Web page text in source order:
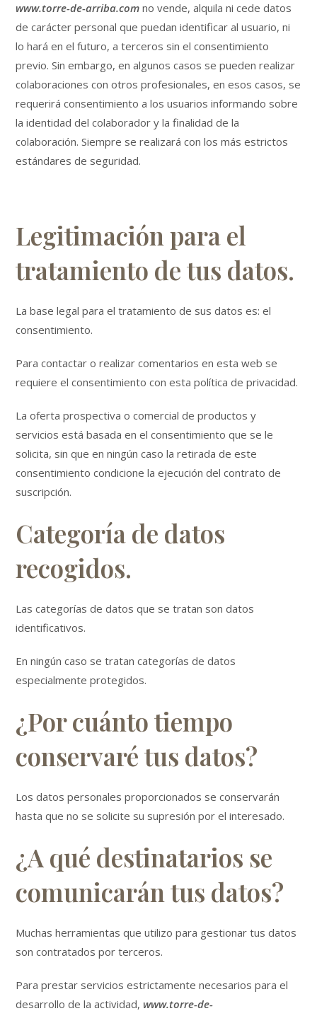
www.torre-de-arriba.com no vende, alquila ni cede datos
de carácter personal que puedan identificar al usuario, ni
lo hará en el futuro, a terceros sin el consentimiento
previo. Sin embargo, en algunos casos se pueden realizar
colaboraciones con otros profesionales, en esos casos, se
requerirá consentimiento a los usuarios informando sobre
la identidad del colaborador y la finalidad de la
colaboración. Siempre se realizará con los más estrictos
estándares de seguridad.
Legitimación para el
tratamiento de tus datos.
La base legal para el tratamiento de sus datos es: el
consentimiento.
Para contactar o realizar comentarios en esta web se
requiere el consentimiento con esta política de privacidad.
La oferta prospectiva o comercial de productos y
servicios está basada en el consentimiento que se le
solicita, sin que en ningún caso la retirada de este
consentimiento condicione la ejecución del contrato de
suscripción.
Categoría de datos
recogidos.
Las categorías de datos que se tratan son datos
identificativos.
En ningún caso se tratan categorías de datos
especialmente protegidos.
¿Por cuánto tiempo
conservaré tus datos?
Los datos personales proporcionados se conservarán
hasta que no se solicite su supresión por el interesado.
¿A qué destinatarios se
comunicarán tus datos?
Muchas herramientas que utilizo para gestionar tus datos
son contratados por terceros.
Para prestar servicios estrictamente necesarios para el
desarrollo de la actividad, www.torre-de-